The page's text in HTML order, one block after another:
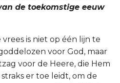
de toekomstige eeuw
vrees is niet op één lijn te
voor God, maar
voor de Heere, die Hem
er toe leidt, om de